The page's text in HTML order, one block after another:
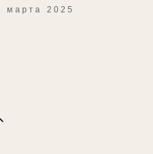
марта 2025